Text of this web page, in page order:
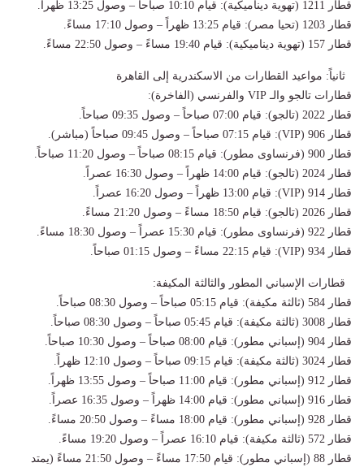
قطار 1211 (تهوية ديناميكية): قيام 10:10 صباحاً – وصول 13:25 ظهراً.
قطار 1203 (تحيا مصر): قيام 13:25 ظهراً – وصول 17:10 مساءً.
قطار 157 (تهوية ديناميكية): قيام 19:40 مساءً – وصول 22:50 مساءً.
ثانياً: مواعيد القطارات من الاسكندرية إلى القاهرة
قطارات تالجو والـ VIP والفرنسي (الفاخرة):
قطار 2022 (تالجو): قيام 07:00 صباحاً – وصول 09:35 صباحاً.
قطار 906 (VIP): قيام 07:15 صباحاً – وصول 09:45 صباحاً (مباشر).
قطار 900 (فرنساوى مطور): قيام 08:15 صباحاً – وصول 11:20 صباحاً.
قطار 2024 (تالجو): قيام 14:00 ظهراً – وصول 16:30 عصراً.
قطار 914 (VIP): قيام 13:00 ظهراً – وصول 16:20 عصراً.
قطار 2026 (تالجو): قيام 18:50 مساءً – وصول 21:20 مساءً.
قطار 922 (فرنساوى مطور): قيام 15:30 عصراً – وصول 18:30 مساءً.
قطار 934 (VIP): قيام 22:15 مساءً – وصول 01:15 صباحاً.
قطارات الإسباني المطور والثالثة المكيفة:
قطار 584 (ثالثة مكيفة): قيام 05:15 صباحاً – وصول 08:30 صباحاً.
قطار 3008 (ثالثة مكيفة): قيام 05:45 صباحاً – وصول 08:30 صباحاً.
قطار 904 (إسباني مطور): قيام 08:00 صباحاً – وصول 10:30 صباحاً.
قطار 3024 (ثالثة مكيفة): قيام 09:15 صباحاً – وصول 12:10 ظهراً.
قطار 912 (إسباني مطور): قيام 11:00 صباحاً – وصول 13:55 ظهراً.
قطار 916 (إسباني مطور): قيام 14:00 ظهراً – وصول 16:35 عصراً.
قطار 928 (إسباني مطور): قيام 18:00 مساءً – وصول 20:50 مساءً.
قطار 572 (ثالثة مكيفة): قيام 16:10 عصراً – وصول 19:20 مساءً.
قطار 88 (إسباني مطور): قيام 17:50 مساءً – وصول 21:50 مساءً (يمتد